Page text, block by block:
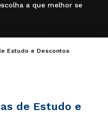
a que melhor se
Estudo e Descontos
de Estudo e
de pagamento?